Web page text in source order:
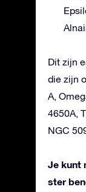
Dit zijn
die zijn
A,
4650A,
NGC
Je kunt
ster